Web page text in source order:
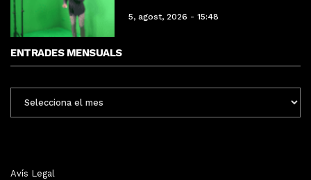
5, agost, 2026 - 15:48
ENTRADES MENSUALS
MENSUALS
Avís Legal